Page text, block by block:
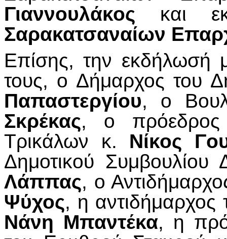
Γιαννουλάκος και
Σαρακατσαναίων
Επίσης, την εκδήλωσή
τους, ο Δήμαρχος του
Παπαστεργίου, ο
Σκρέκας, ο πρόεδρος
Τρικάλων κ. Νίκος
Δημοτικού
Λάππας, ο
Ψύχος, η
Νάνη Μπαντέκα, η